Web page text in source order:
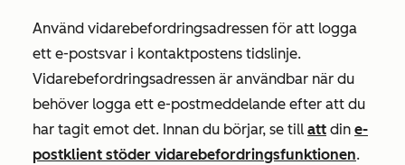
Använd vidarebefordringsadressen för att logga
ett e-postsvar i kontaktpostens tidslinje.
Vidarebefordringsadressen är användbar när du
behöver logga ett e-postmeddelande efter att du
har tagit emot det. Innan du börjar, se till att din e-
postklient stöder vidarebefordringsfunktionen.